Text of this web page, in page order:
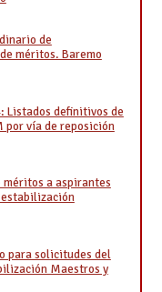
de
méritos. Baremo
Listados definitivos de
por vía de reposición
a aspirantes
para solicitudes del
Maestros y